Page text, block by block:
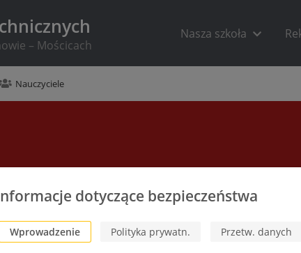
– Mościcach
Nasza szkoła
Nauczyciele
dotyczące bezpieczeństwa
Wprowadzenie Polityka prywatn. Przetw. danych